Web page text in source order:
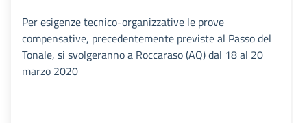
Per esigenze tecnico-organizzative le prove
compensative, precedentemente previste al Passo del
Tonale, si svolgeranno a Roccaraso (AQ) dal 18 al 20
marzo 2020